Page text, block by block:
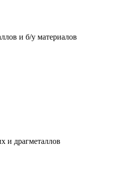
и б/у материалов
и драгметаллов